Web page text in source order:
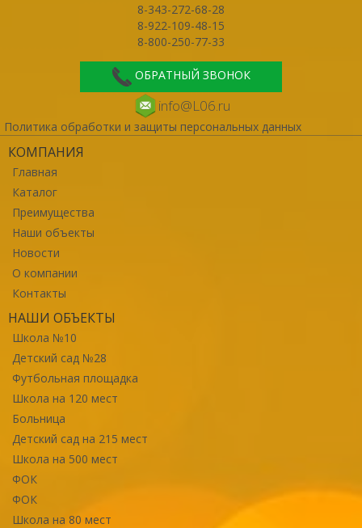
8-343-272-68-28
8-922-109-48-15
8-800-250-77-33
ОБРАТНЫЙ ЗВОНОК
info@L06.ru
Политика обработки и защиты персональных данных
КОМПАНИЯ
Главная
Каталог
Преимущества
Наши объекты
Новости
О компании
Контакты
НАШИ ОБЪЕКТЫ
Школа №10
Детский сад №28
Футбольная площадка
Школа на 120 мест
Больница
Детский сад на 215 мест
Школа на 500 мест
ФОК
ФОК
Школа на 80 мест